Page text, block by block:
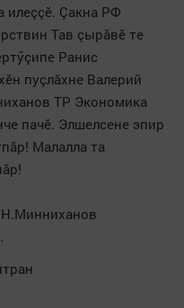
илеççӗ. Çакна РФ
Тав çырăвӗ те
Ранис
пуçлăхне Валерий
ТР Экономика
пачӗ. Элшелсене эпир
Малалла та